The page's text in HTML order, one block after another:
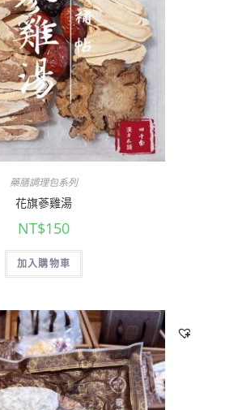
藥膳調理包系列
花旗蔘雞湯
NT$150
加入購物車